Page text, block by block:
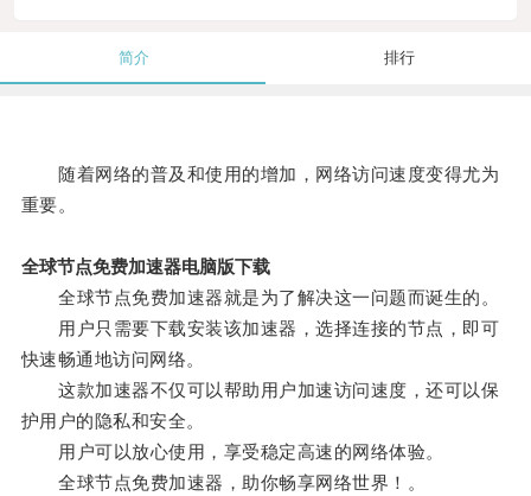
简介 排行
随着网络的普及和使用的增加，网络访问速度变得尤为
重要。
全球节点免费加速器电脑版下载
全球节点免费加速器就是为了解决这一问题而诞生的。
用户只需要下载安装该加速器，选择连接的节点，即可
快速畅通地访问网络。
这款加速器不仅可以帮助用户加速访问速度，还可以保
护用户的隐私和安全。
用户可以放心使用，享受稳定高速的网络体验。
全球节点免费加速器，助你畅享网络世界！。